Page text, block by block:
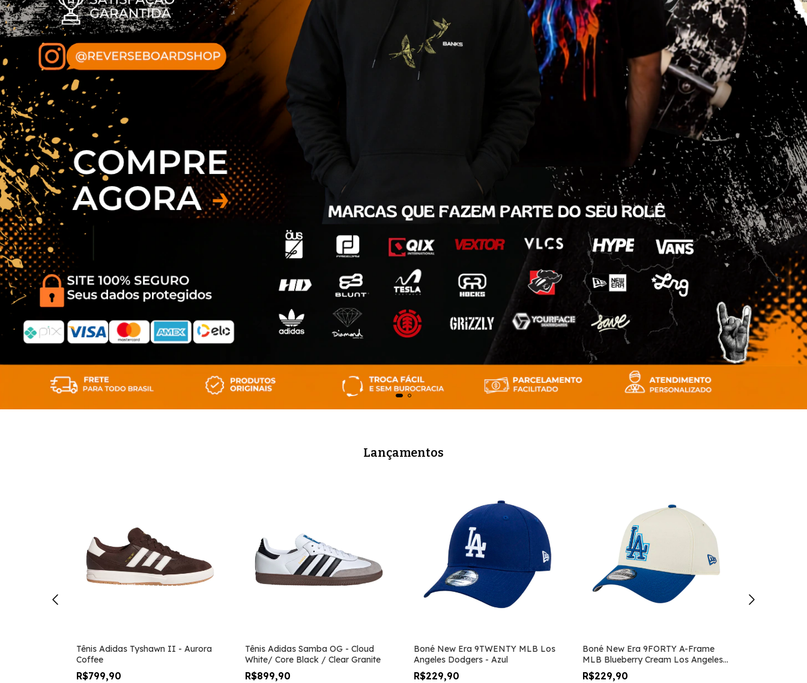
Lançamentos
Tênis Adidas Tyshawn II - Aurora
Coffee
R$799,90
Tênis Adidas Samba OG - Cloud
White/ Core Black / Clear Granite
R$899,90
Boné New Era 9TWENTY MLB Los
Angeles Dodgers - Azul
R$229,90
Boné New Era 9FORTY A-Frame
MLB Blueberry Cream Los Angeles
Dodgers
R$229,90